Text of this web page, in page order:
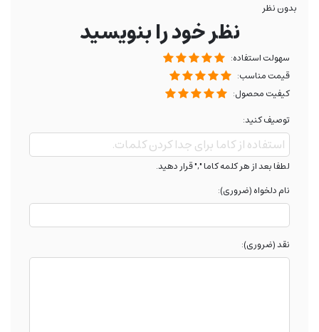
بدون نظر
نظر خود را بنویسید
سهولت استفاده:
قیمت مناسب:
کیفیت محصول:
توصیف کنید:
لطفا بعد از هر کلمه کاما "," قرار دهید.
نام دلخواه (ضروری):
نقد (ضروری):